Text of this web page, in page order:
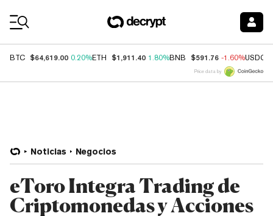
BTC $64,619.00 0.20%ETH $1,911.40 1.80%BNB $591.76 -1.60%USDC
Price data by
Noticias Negocios
eToro Integra Trading de
Criptomonedas y Acciones